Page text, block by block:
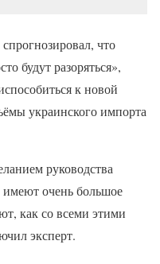
что
будут разоряться»,
к новой
украинского импорта
руководства
очень большое
как со всеми этими
эксперт.